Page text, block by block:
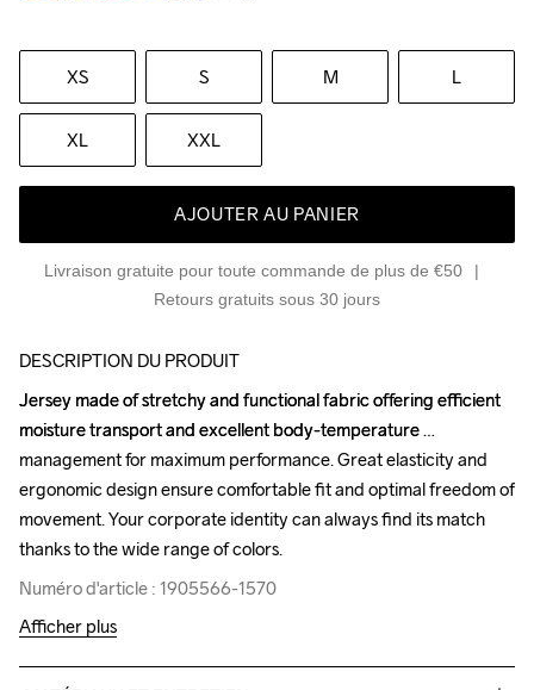
XS S M L
XL XXL
AJOUTER AU PANIER
Livraison gratuite pour toute commande de plus de €50
Retours gratuits sous 30 jours
DESCRIPTION DU PRODUIT
Jersey made of stretchy and functional fabric offering efficient
moisture transport and excellent body-temperature
management for maximum performance. Great elasticity and
ergonomic design ensure comfortable fit and optimal freedom of
movement. Your corporate identity can always find its match
thanks to the wide range of colors.
Numéro d'article : 1905566-1570
Jersey made of stretchy and functional fabric offering efficient
moisture transport and excellent body-temperature
management for maximum performance. Great elasticity and
ergonomic design ensure comfortable fit and optimal freedom of
movement. Your corporate identity can always find its match
thanks to the wide range of colors.
Numéro d'article : 1905566-1570
Afficher plus